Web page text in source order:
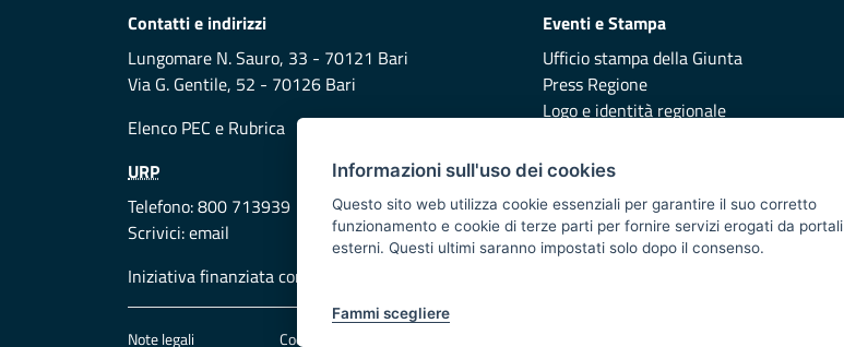
Contatti e indirizzi
Lungomare N. Sauro, 33 - 70121 Bari
Via G. Gentile, 52 - 70126 Bari
Elenco PEC e Rubrica
Eventi e Stampa
Ufficio stampa della Giunta
Press Regione
Logo e identità regionale
URP
Telefono: 800 713939
Scrivici:email
Redazione
Presentazione
Responsabili di pubblicazione
Iniziativa finanziata con risorse del POR Puglia 2014/2020 - Asse XI
Note legali Cookie e privacy
Informazioni sull'uso dei cookies
Questo sito web utilizza cookie essenziali per garantire il suo corretto
funzionamento e cookie di terze parti per fornire servizi erogati da portali
esterni. Questi ultimi saranno impostati solo dopo il consenso.
Fammi scegliere